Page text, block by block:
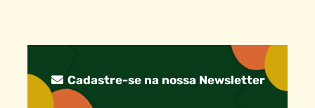
Cadastre-se na nossa Newsletter